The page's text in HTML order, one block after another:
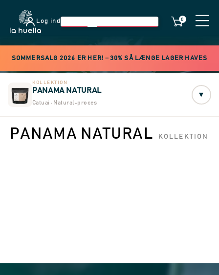
Log ind 0
SOMMERSALG 2026 ER HER! −30% SÅ LÆNGE LAGER HAVES
KOLLEKTION
PANAMA NATURAL
Catuai · Natural-proces
▾
PANAMA NATURAL KOLLEKTION